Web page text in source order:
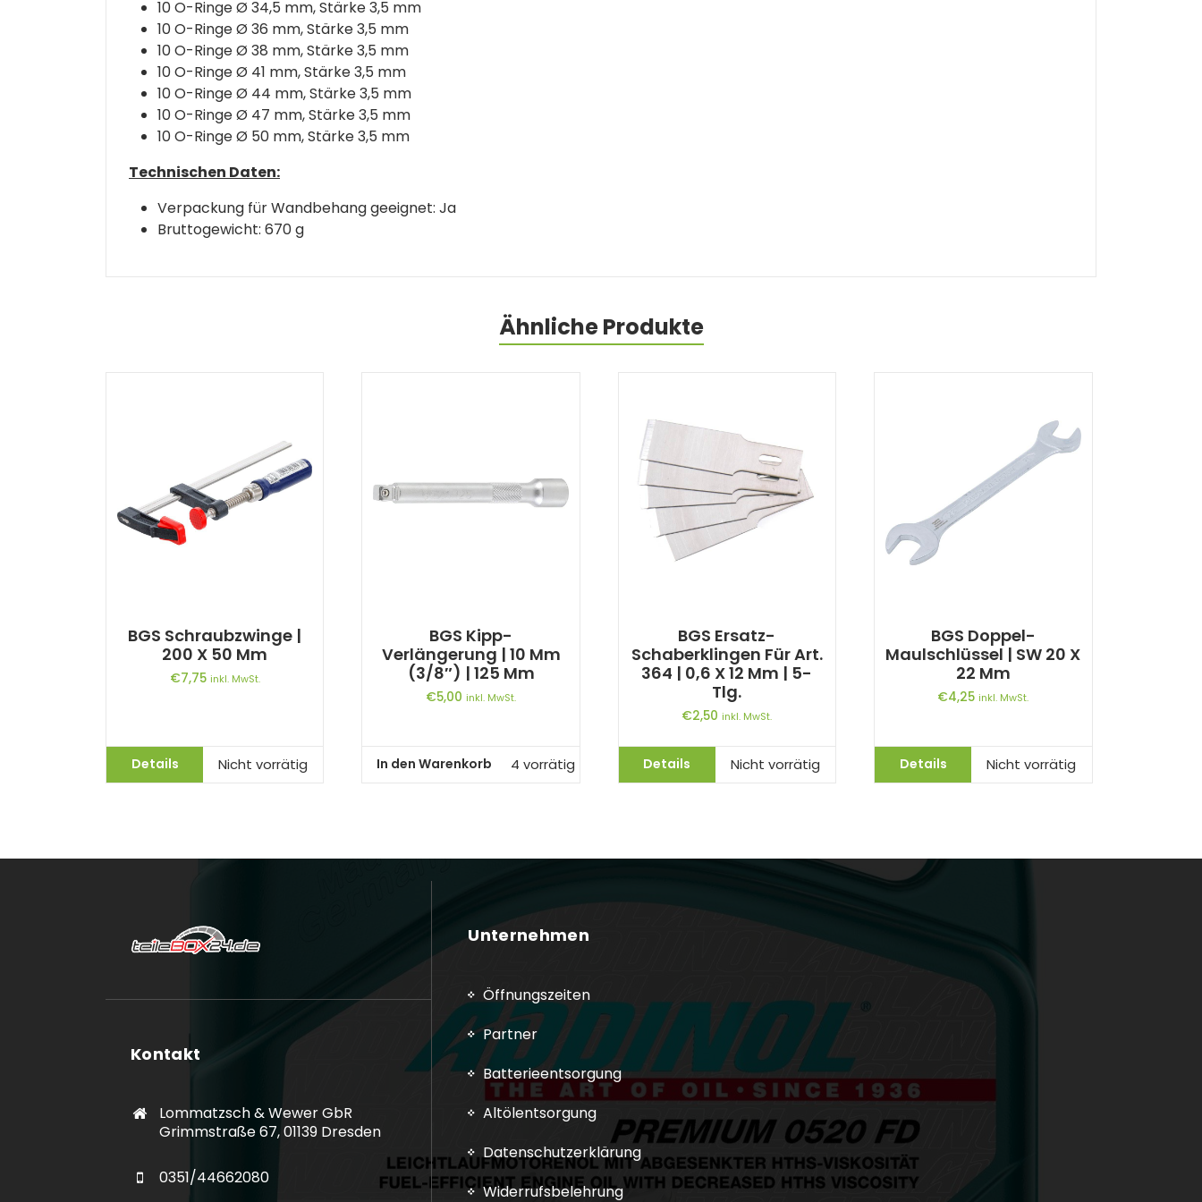
10 O-Ringe Ø 34,5 mm, Stärke 3,5 mm
10 O-Ringe Ø 36 mm, Stärke 3,5 mm
10 O-Ringe Ø 38 mm, Stärke 3,5 mm
10 O-Ringe Ø 41 mm, Stärke 3,5 mm
10 O-Ringe Ø 44 mm, Stärke 3,5 mm
10 O-Ringe Ø 47 mm, Stärke 3,5 mm
10 O-Ringe Ø 50 mm, Stärke 3,5 mm
Technischen Daten:
Verpackung für Wandbehang geeignet: Ja
Bruttogewicht: 670 g
Ähnliche Produkte
BGS Schraubzwinge |
200 X 50 Mm
€7,75 inkl. MwSt.
Details Nicht vorrätig
BGS Kipp-
Verlängerung | 10 Mm
(3/8″) | 125 Mm
€5,00 inkl. MwSt.
In den Warenkorb 4 vorrätig
BGS Ersatz-
Schaberklingen Für Art.
364 | 0,6 X 12 Mm | 5-
Tlg.
€2,50 inkl. MwSt.
Details Nicht vorrätig
BGS Doppel-
Maulschlüssel | SW 20 X
22 Mm
€4,25 inkl. MwSt.
Details Nicht vorrätig
Kontakt
Lommatzsch & Wewer GbR
Grimmstraße 67, 01139 Dresden
0351/44662080
Unternehmen
Öffnungszeiten
Partner
Batterieentsorgung
Altölentsorgung
Datenschutzerklärung
Widerrufsbelehrung